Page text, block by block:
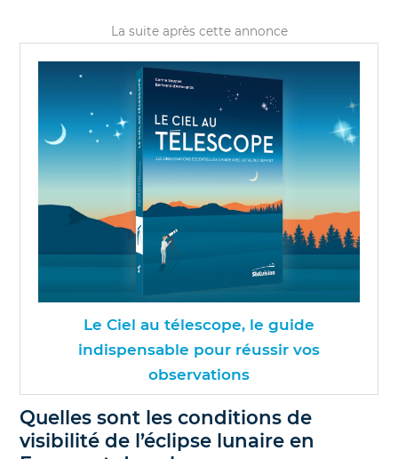
La suite après cette annonce
Le Ciel au télescope, le guide
indispensable pour réussir vos
observations
Quelles sont les conditions de
visibilité de l’éclipse lunaire en